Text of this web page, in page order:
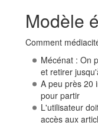
Modèle
Comment
Mécénat : On
et retirer
A peu près 20
pour partir
L'utilisateur
accès aux